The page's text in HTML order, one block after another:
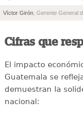
Víctor Girón , Gerente General
Cifras que
El impacto
Guatemala se
demuestran la
nacional: